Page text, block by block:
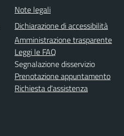
Note legali
Dichiarazione di accessibilità
Amministrazione trasparente
Leggi le FAQ
Segnalazione disservizio
Prenotazione appuntamento
Richiesta d'assistenza